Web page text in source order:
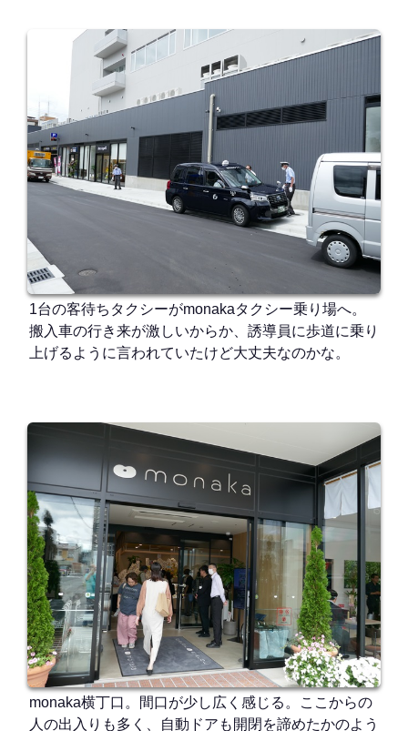
1台の客待ちタクシーがmonakaタクシー乗り場へ。
搬入車の行き来が激しいからか、誘導員に歩道に乗り
上げるように言われていたけど大丈夫なのかな。
monaka横丁口。間口が少し広く感じる。ここからの
人の出入りも多く、自動ドアも開閉を諦めたかのよう